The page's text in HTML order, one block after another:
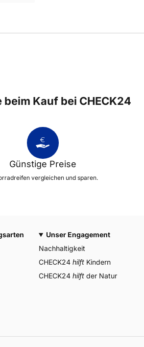
beim Kauf bei CHECK24
Günstige Preise
vergleichen und sparen.
Unser Engagement
Nachhaltigkeit
CHECK24 hilft Kindern
CHECK24 hilft der Natur